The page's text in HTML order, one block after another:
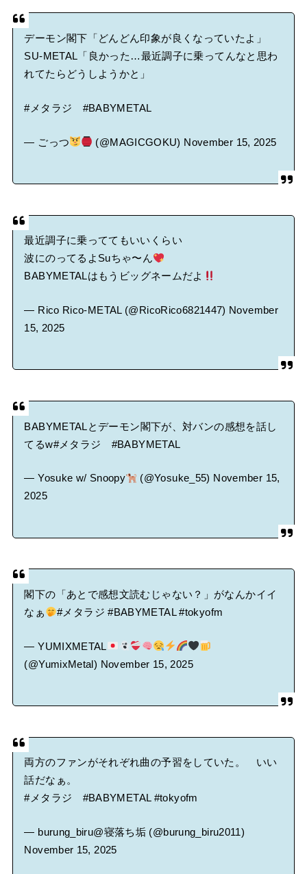
デーモン閣下「どんどん印象が良くなっていたよ」
SU-METAL「良かった…最近調子に乗ってんなと思わ
れてたらどうしようかと」
#メタラジ #BABYMETAL
— ごっつ (@MAGICGOKU) November 15, 2025
最近調子に乗っててもいいくらい
波にのってるよSuちゃ〜ん
BABYMETALはもうビッグネームだよ
— Rico Rico-METAL (@RicoRico6821447) November
15, 2025
BABYMETALとデーモン閣下が、対バンの感想を話し
てるw#メタラジ #BABYMETAL
— Yosuke w/ Snoopy (@Yosuke_55) November 15,
2025
閣下の「あとで感想文読むじゃない？」がなんかイイ
なぁ
#メタラジ #BABYMETAL #tokyofm
— YUMIXMETAL
(@YumixMetal) November 15, 2025
両方のファンがそれぞれ曲の予習をしていた。 いい
話だなぁ。
#メタラジ
#BABYMETAL #tokyofm
— burung_biru@寝落ち垢 (@burung_biru2011)
November 15, 2025